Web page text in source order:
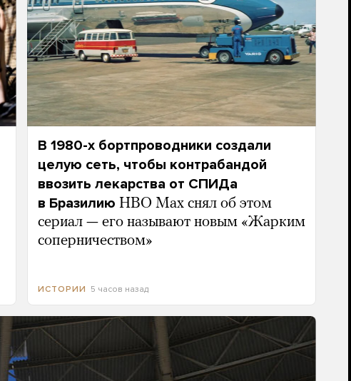
В 1980-х бортпроводники создали
целую сеть, чтобы контрабандой
ввозить лекарства от СПИДа
в Бразилию HBO Max снял об этом
сериал — его называют новым «Жарким
соперничеством»
ИСТОРИИ 5 часов назад